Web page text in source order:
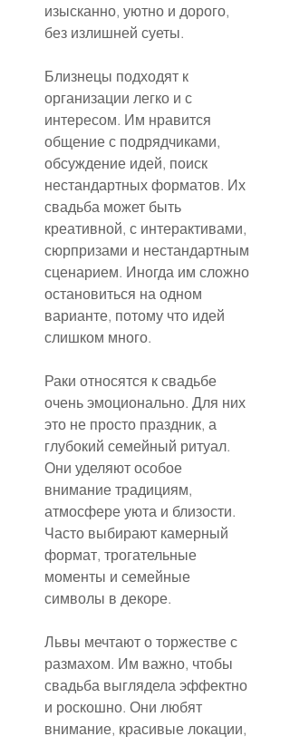
изысканно, уютно и дорого,
без излишней суеты.
Близнецы подходят к
организации легко и с
интересом. Им нравится
общение с подрядчиками,
обсуждение идей, поиск
нестандартных форматов. Их
свадьба может быть
креативной, с интерактивами,
сюрпризами и нестандартным
сценарием. Иногда им сложно
остановиться на одном
варианте, потому что идей
слишком много.
Раки относятся к свадьбе
очень эмоционально. Для них
это не просто праздник, а
глубокий семейный ритуал.
Они уделяют особое
внимание традициям,
атмосфере уюта и близости.
Часто выбирают камерный
формат, трогательные
моменты и семейные
символы в декоре.
Львы мечтают о торжестве с
размахом. Им важно, чтобы
свадьба выглядела эффектно
и роскошно. Они любят
внимание, красивые локации,